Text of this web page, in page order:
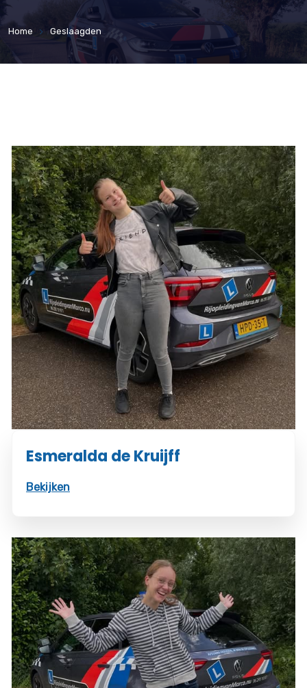
Home Geslaagden
Esmeralda de Kruijff
Bekijken